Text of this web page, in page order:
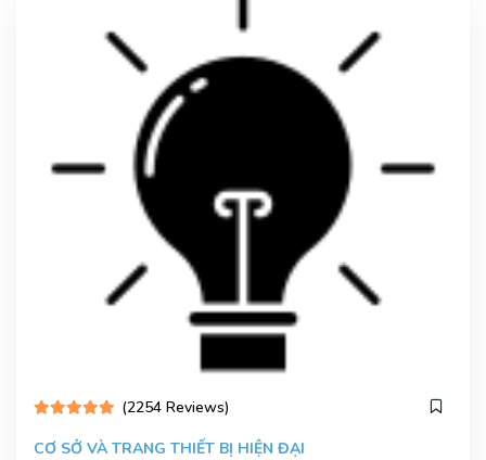
(2254 Reviews)
CƠ SỞ VÀ TRANG THIẾT BỊ HIỆN ĐẠI